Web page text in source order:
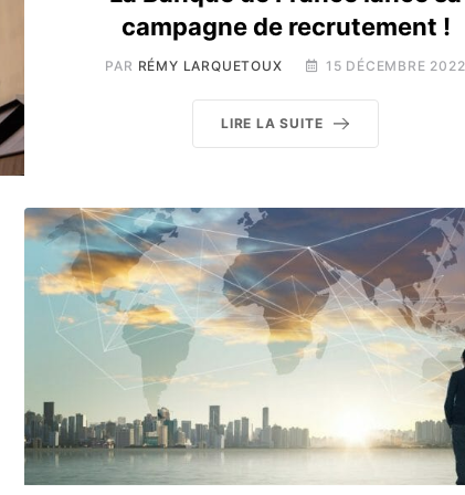
campagne de recrutement !
PAR RÉMY LARQUETOUX 15 DÉCEMBRE 2022
LIRE LA SUITE